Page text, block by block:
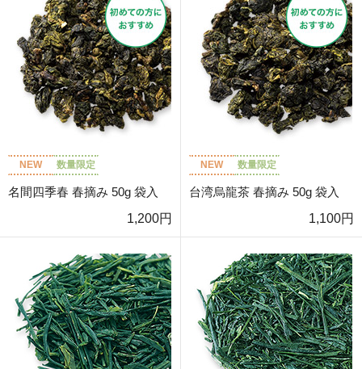
NEW 数量限定
名間四季春 春摘み 50g 袋入
1,200円
NEW 数量限定
台湾烏龍茶 春摘み 50g 袋入
1,100円